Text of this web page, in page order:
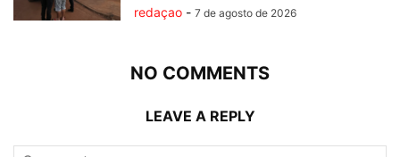
redaçao - 7 de agosto de 2026
NO COMMENTS
LEAVE A REPLY